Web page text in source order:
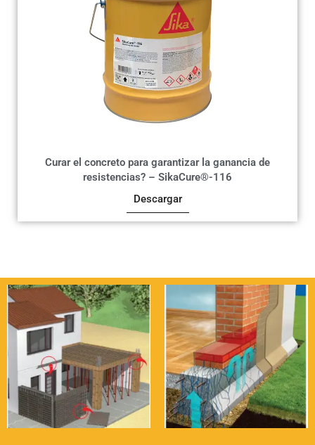
Curar el concreto para garantizar la ganancia de
resistencias? – SikaCure®-116
Descargar